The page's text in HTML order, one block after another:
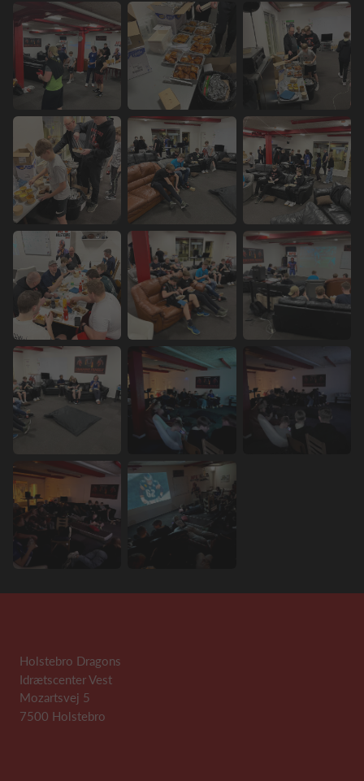
Holstebro Dragons
Idrætscenter Vest
Mozartsvej 5
7500 Holstebro